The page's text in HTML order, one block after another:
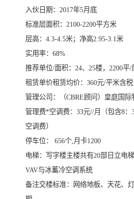
入伙日期：2017年5月底
标准层面积：2100-2200平方米
层高：4.3-4.5米；净高2.95-3.1米
实用率：68%
推荐单位/面积：24、25楼，2200平/
租赁单价租赁均价：360元/平米含税
管理公司：（CBRE顾问）皇庭国际
管理费*空调费：33元//月（包含8：
空调费）
停车位： 656个,月卡1200
电梯：写字楼主楼共有20部日立电
VAV与冰蓄冷空调系统
备注交楼标准：网络地板、天花、